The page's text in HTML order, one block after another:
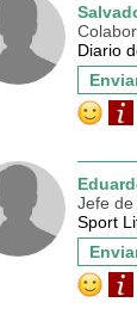
Diario
Jefe
Sport